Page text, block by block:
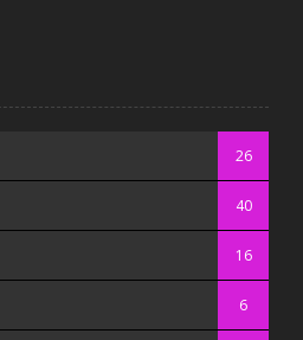
26
40
16
6